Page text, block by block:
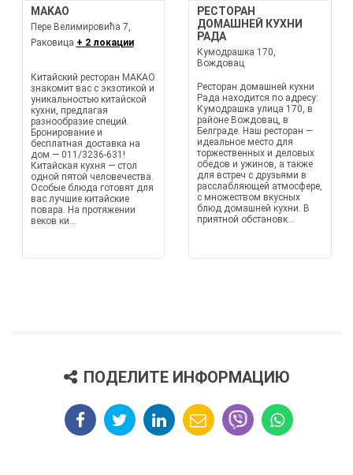
MAKAO
Пере Велимировића 7,
Раковица + 2 локации
Китайский ресторан MAKAO
знакомит вас с экзотикой и
уникальностью китайской
кухни, предлагая
разнообразие специй.
Бронирование и
бесплатная доставка на
дом — 011/3236-631!
Китайская кухня — стол
одной пятой человечества.
Особые блюда готовят для
вас лучшие китайские
повара. На протяжении
веков ки...
РЕСТОРАН
ДОМАШНЕЙ КУХНИ
РАДА
Кумодрашка 170,
Вождовац
Ресторан домашней кухни
Рада находится по адресу:
Кумодрашка улица 170, в
районе Вождовац, в
Белграде. Наш ресторан —
идеальное место для
торжественных и деловых
обедов и ужинов, а также
для встреч с друзьями в
расслабляющей атмосфере,
с множеством вкусных
блюд домашней кухни. В
приятной обстановк...
ПОДЕЛИТЕ ИНФОРМАЦИЮ